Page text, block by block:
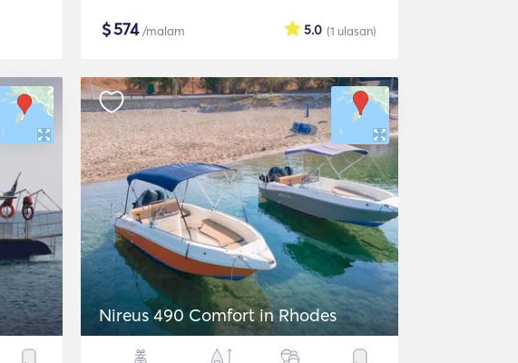
$574/malam (1 ulasan)
5.0
Nireus 490 Comfort in Rhodes